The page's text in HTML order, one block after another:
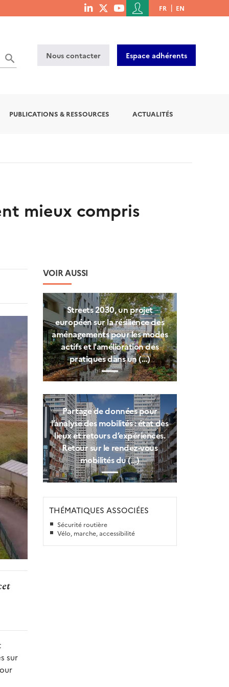
menu
Menu
du
de
l'utilisateur
FR EN
Nous contacter Espace adhérents
PUBLICATIONS & RESSOURCES ACTUALITÉS
mieux compris
sur
VOIR AUSSI
Streets 2030, un projet
européen sur la résilience des
aménagements pour les modes
actifs et l'amélioration des
pratiques dans un (…)
Partage de données pour
l’analyse des mobilités : état des
lieux et retours d’expériences.
Retour sur le rendez-vous
mobilités du (…)
THÉMATIQUES ASSOCIÉES
Sécurité routière
Vélo, marche, accessibilité